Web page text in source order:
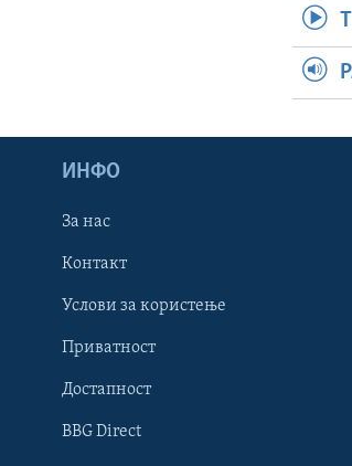
Learning English
НАКУСО...
ИНФО
За нас
Контакт
Услови за користење
Приватност
Достапност
BBG Direct